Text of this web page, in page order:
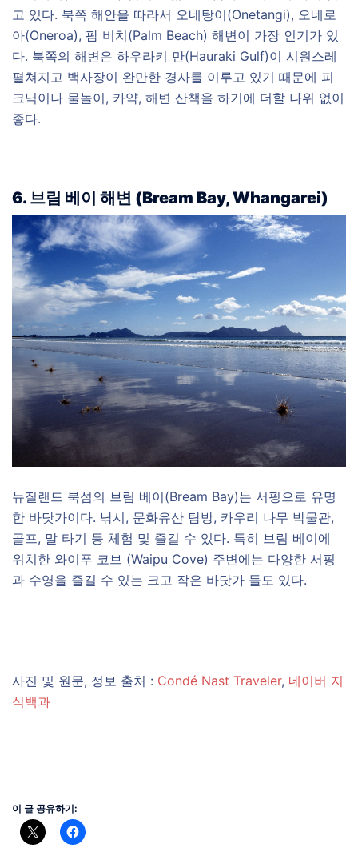
고 있다. 북쪽 해안을 따라서 오네탕이(Onetangi), 오네로
아(Oneroa), 팜 비치(Palm Beach) 해변이 가장 인기가 있
다. 북쪽의 해변은 하우라키 만(Hauraki Gulf)이 시원스레
펼쳐지고 백사장이 완만한 경사를 이루고 있기 때문에 피
크닉이나 물놀이, 카약, 해변 산책을 하기에 더할 나위 없이
좋다.
6. 브림 베이 해변 (Bream Bay, Whangarei)
뉴질랜드 북섬의 브림 베이(Bream Bay)는 서핑으로 유명
한 바닷가이다. 낚시, 문화유산 탐방, 카우리 나무 박물관,
골프, 말 타기 등 체험 및 즐길 수 있다. 특히 브림 베이에
위치한 와이푸 코브 (Waipu Cove) 주변에는 다양한 서핑
과 수영을 즐길 수 있는 크고 작은 바닷가 들도 있다.
사진 및 원문, 정보 출처 : Condé Nast Traveler, 네이버 지
식백과
이 글 공유하기: